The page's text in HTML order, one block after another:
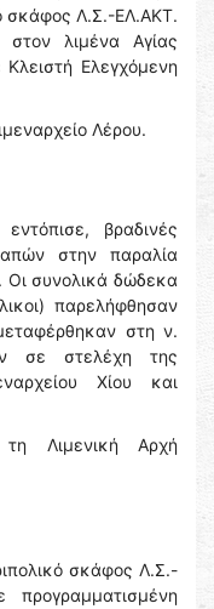
σκάφος Λ.Σ.-ΕΛ.ΑΚΤ.
λιμένα Αγίας
Ελεγχόμενη
Λέρου.
βραδινές
στην παραλία
συνολικά δώδεκα
παρελήφθησαν
στη ν.
σε στελέχη της
Χίου και
τη Λιμενική Αρχή
σκάφος Λ.Σ.-